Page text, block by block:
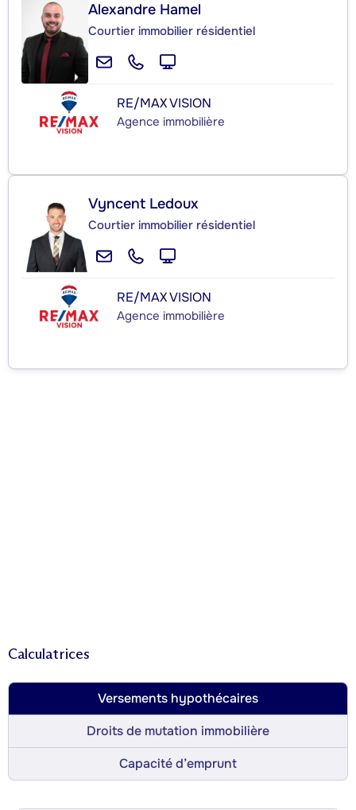
Alexandre Hamel
Courtier immobilier résidentiel
RE/MAX VISION
Agence immobilière
Vyncent Ledoux
Courtier immobilier résidentiel
RE/MAX VISION
Agence immobilière
Calculatrices
Versements hypothécaires
Droits de mutation immobilière
Capacité d’emprunt